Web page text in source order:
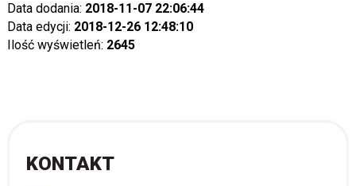
Data dodania: 2018-11-07 22:06:44
Data edycji: 2018-12-26 12:48:10
Ilość wyświetleń: 2645
KONTAKT